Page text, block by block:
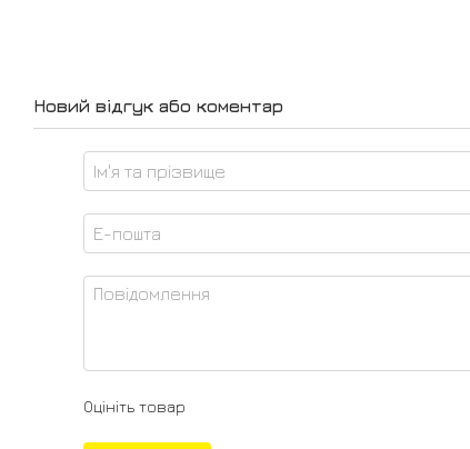
Новий відгук або коментар
Оцініть товар